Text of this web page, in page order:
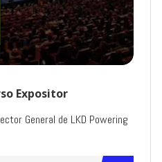
Expositor
General de LKD Powering